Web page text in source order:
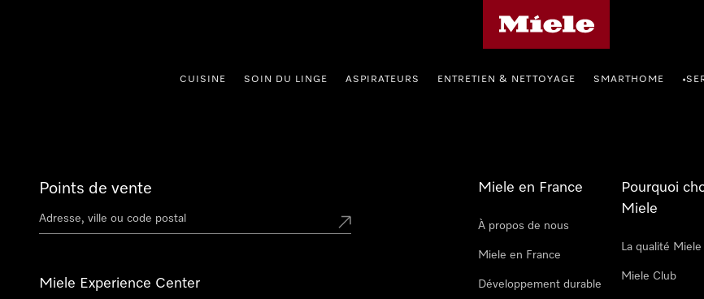
CUISINE SOIN DU LINGE ASPIRATEURS ENTRETIEN & NETTOYAGE SMARTHOME •
Points de vente
Miele Experience Center
Miele en France
À propos de nous
Miele en France
Développement durable
Pourquoi
Miele
La qualité Miele
Miele Club